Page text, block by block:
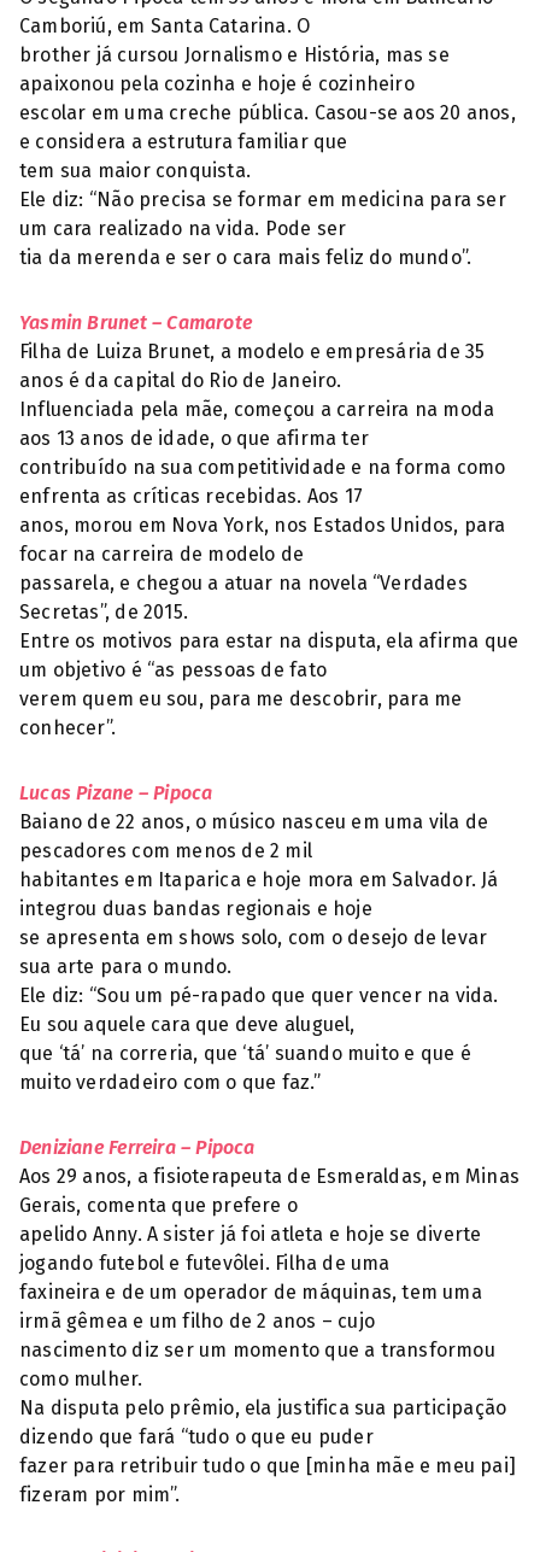
Camboriú, em Santa Catarina. O
brother já cursou Jornalismo e História, mas se
apaixonou pela cozinha e hoje é cozinheiro
escolar em uma creche pública. Casou-se aos 20 anos,
e considera a estrutura familiar que
tem sua maior conquista.
Ele diz: “Não precisa se formar em medicina para ser
um cara realizado na vida. Pode ser
tia da merenda e ser o cara mais feliz do mundo”.
Yasmin Brunet – Camarote
Filha de Luiza Brunet, a modelo e empresária de 35
anos é da capital do Rio de Janeiro.
Influenciada pela mãe, começou a carreira na moda
aos 13 anos de idade, o que afirma ter
contribuído na sua competitividade e na forma como
enfrenta as críticas recebidas. Aos 17
anos, morou em Nova York, nos Estados Unidos, para
focar na carreira de modelo de
passarela, e chegou a atuar na novela “Verdades
Secretas”, de 2015.
Entre os motivos para estar na disputa, ela afirma que
um objetivo é “as pessoas de fato
verem quem eu sou, para me descobrir, para me
conhecer”.
Lucas Pizane – Pipoca
Baiano de 22 anos, o músico nasceu em uma vila de
pescadores com menos de 2 mil
habitantes em Itaparica e hoje mora em Salvador. Já
integrou duas bandas regionais e hoje
se apresenta em shows solo, com o desejo de levar
sua arte para o mundo.
Ele diz: “Sou um pé-rapado que quer vencer na vida.
Eu sou aquele cara que deve aluguel,
que ‘tá’ na correria, que ‘tá’ suando muito e que é
muito verdadeiro com o que faz.”
Deniziane Ferreira – Pipoca
Aos 29 anos, a fisioterapeuta de Esmeraldas, em Minas
Gerais, comenta que prefere o
apelido Anny. A sister já foi atleta e hoje se diverte
jogando futebol e futevôlei. Filha de uma
faxineira e de um operador de máquinas, tem uma
irmã gêmea e um filho de 2 anos – cujo
nascimento diz ser um momento que a transformou
como mulher.
Na disputa pelo prêmio, ela justifica sua participação
dizendo que fará “tudo o que eu puder
fazer para retribuir tudo o que [minha mãe e meu pai]
fizeram por mim”.